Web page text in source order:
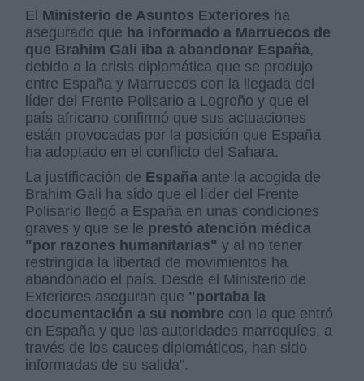
El Ministerio de Asuntos Exteriores ha
asegurado que ha informado a Marruecos de
que Brahim Gali iba a abandonar España,
debido a la crisis diplomática que se produjo
entre España y Marruecos con la llegada del
líder del Frente Polisario a Logroño y que el
país africano confirmó que sus actuaciones
están provocadas por la posición que España
ha adoptado en el conflicto del Sahara.
La justificación de España ante la acogida de
Brahim Gali ha sido que el líder del Frente
Polisario llegó a España en unas condiciones
graves y que se le prestó atención médica
"por razones humanitarias" y al no tener
restringida la libertad de movimientos ha
abandonado el país. Desde el Ministerio de
Exteriores aseguran que "portaba la
documentación a su nombre con la que entró
en España y que las autoridades marroquíes, a
través de los cauces diplomáticos, han sido
informadas de su salida".